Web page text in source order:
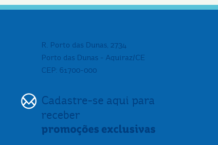
R. Porto das Dunas, 2734
Porto das Dunas - Aquiraz/CE
CEP: 61700-000
Cadastre-se aqui para
receber
promoções exclusivas